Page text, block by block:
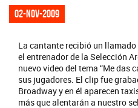
02-nov-2009
La cantante recibió un
el entrenador de la Selección
nuevo video del tema “Me das
sus jugadores. El clip fue
Broadway y en él aparecen
más que alentarán a nuestro